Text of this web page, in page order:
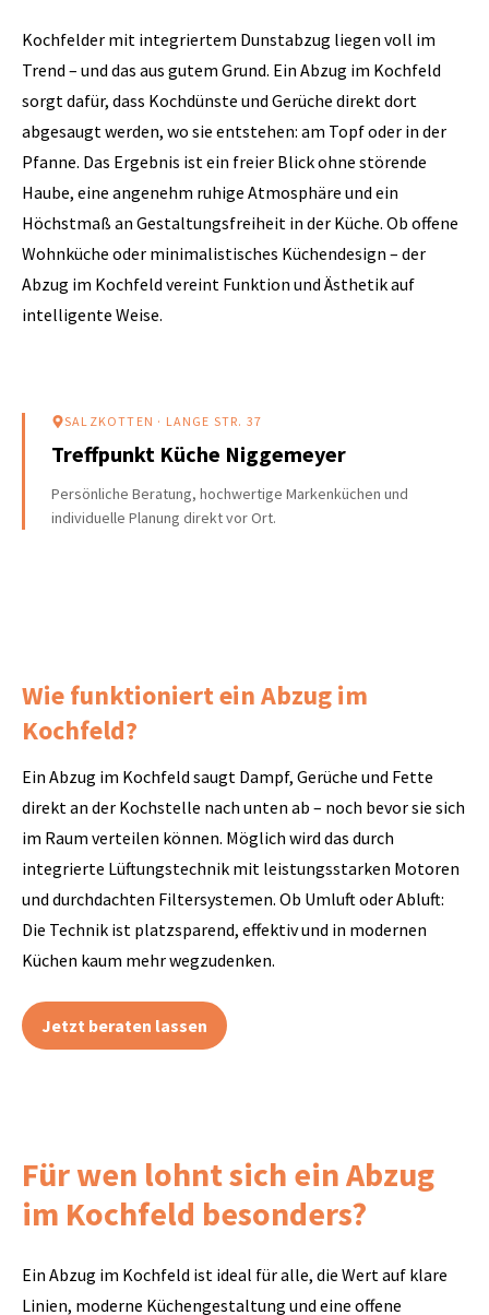
Kochfelder mit integriertem Dunstabzug liegen voll im
Trend – und das aus gutem Grund. Ein Abzug im Kochfeld
sorgt dafür, dass Kochdünste und Gerüche direkt dort
abgesaugt werden, wo sie entstehen: am Topf oder in der
Pfanne. Das Ergebnis ist ein freier Blick ohne störende
Haube, eine angenehm ruhige Atmosphäre und ein
Höchstmaß an Gestaltungsfreiheit in der Küche. Ob offene
Wohnküche oder minimalistisches Küchendesign – der
Abzug im Kochfeld vereint Funktion und Ästhetik auf
intelligente Weise.
SALZKOTTEN · LANGE STR. 37
Treffpunkt Küche Niggemeyer
Persönliche Beratung, hochwertige Markenküchen und
individuelle Planung direkt vor Ort.
Wie funktioniert ein Abzug im
Kochfeld?
Ein Abzug im Kochfeld saugt Dampf, Gerüche und Fette
direkt an der Kochstelle nach unten ab – noch bevor sie sich
im Raum verteilen können. Möglich wird das durch
integrierte Lüftungstechnik mit leistungsstarken Motoren
und durchdachten Filtersystemen. Ob Umluft oder Abluft:
Die Technik ist platzsparend, effektiv und in modernen
Küchen kaum mehr wegzudenken.
Jetzt beraten lassen
Für wen lohnt sich ein Abzug
im Kochfeld besonders?
Ein Abzug im Kochfeld ist ideal für alle, die Wert auf klare
Linien, moderne Küchengestaltung und eine offene